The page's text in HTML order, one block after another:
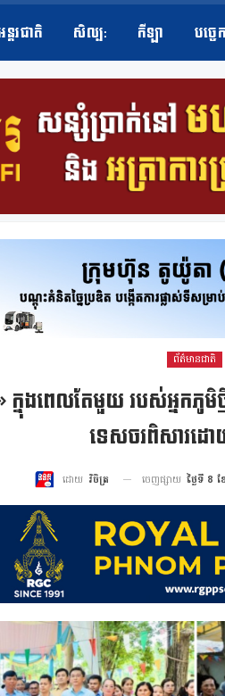
តរជាតិ សិល្ប​: កីឡា បច្ចេ
ព័ត៌មានជាតិ
ក្នុងពេលតែមួយ របស់អ្នកភូ
ទេសចរពិសារដោ
ដោយ វិចិត្រ ចេញផ្សាយ ថ្ងៃទី 8